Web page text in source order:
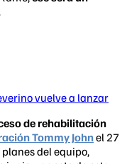
vuelve a lanzar
de rehabilitación
Tommy Johnel 27
del equipo,